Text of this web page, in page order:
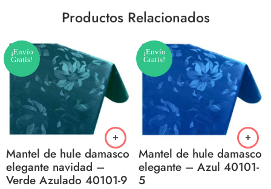
Productos Relacionados
¡Envío
Gratis!
Mantel de hule damasco
elegante navidad –
Verde Azulado 40101-9
¡Envío
Gratis!
Mantel de hule damasco
elegante – Azul 40101-
5